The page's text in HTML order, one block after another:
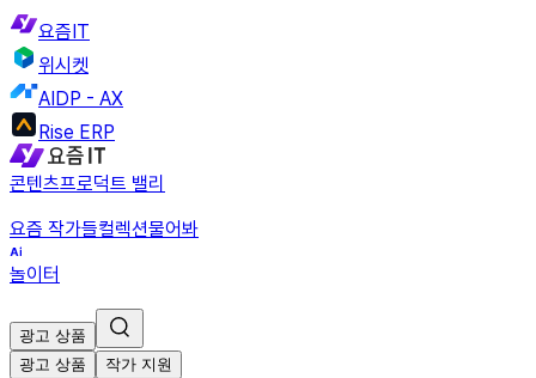
요즘IT
위시켓
AIDP - AX
Rise ERP
콘텐츠프로덕트 밸리
요즘 작가들컬렉션물어봐
놀이터
광고 상품
광고 상품
작가 지원